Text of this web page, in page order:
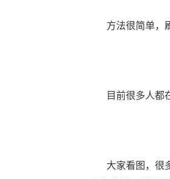
方法很简单，
目前很多人都在
大家看图，很多